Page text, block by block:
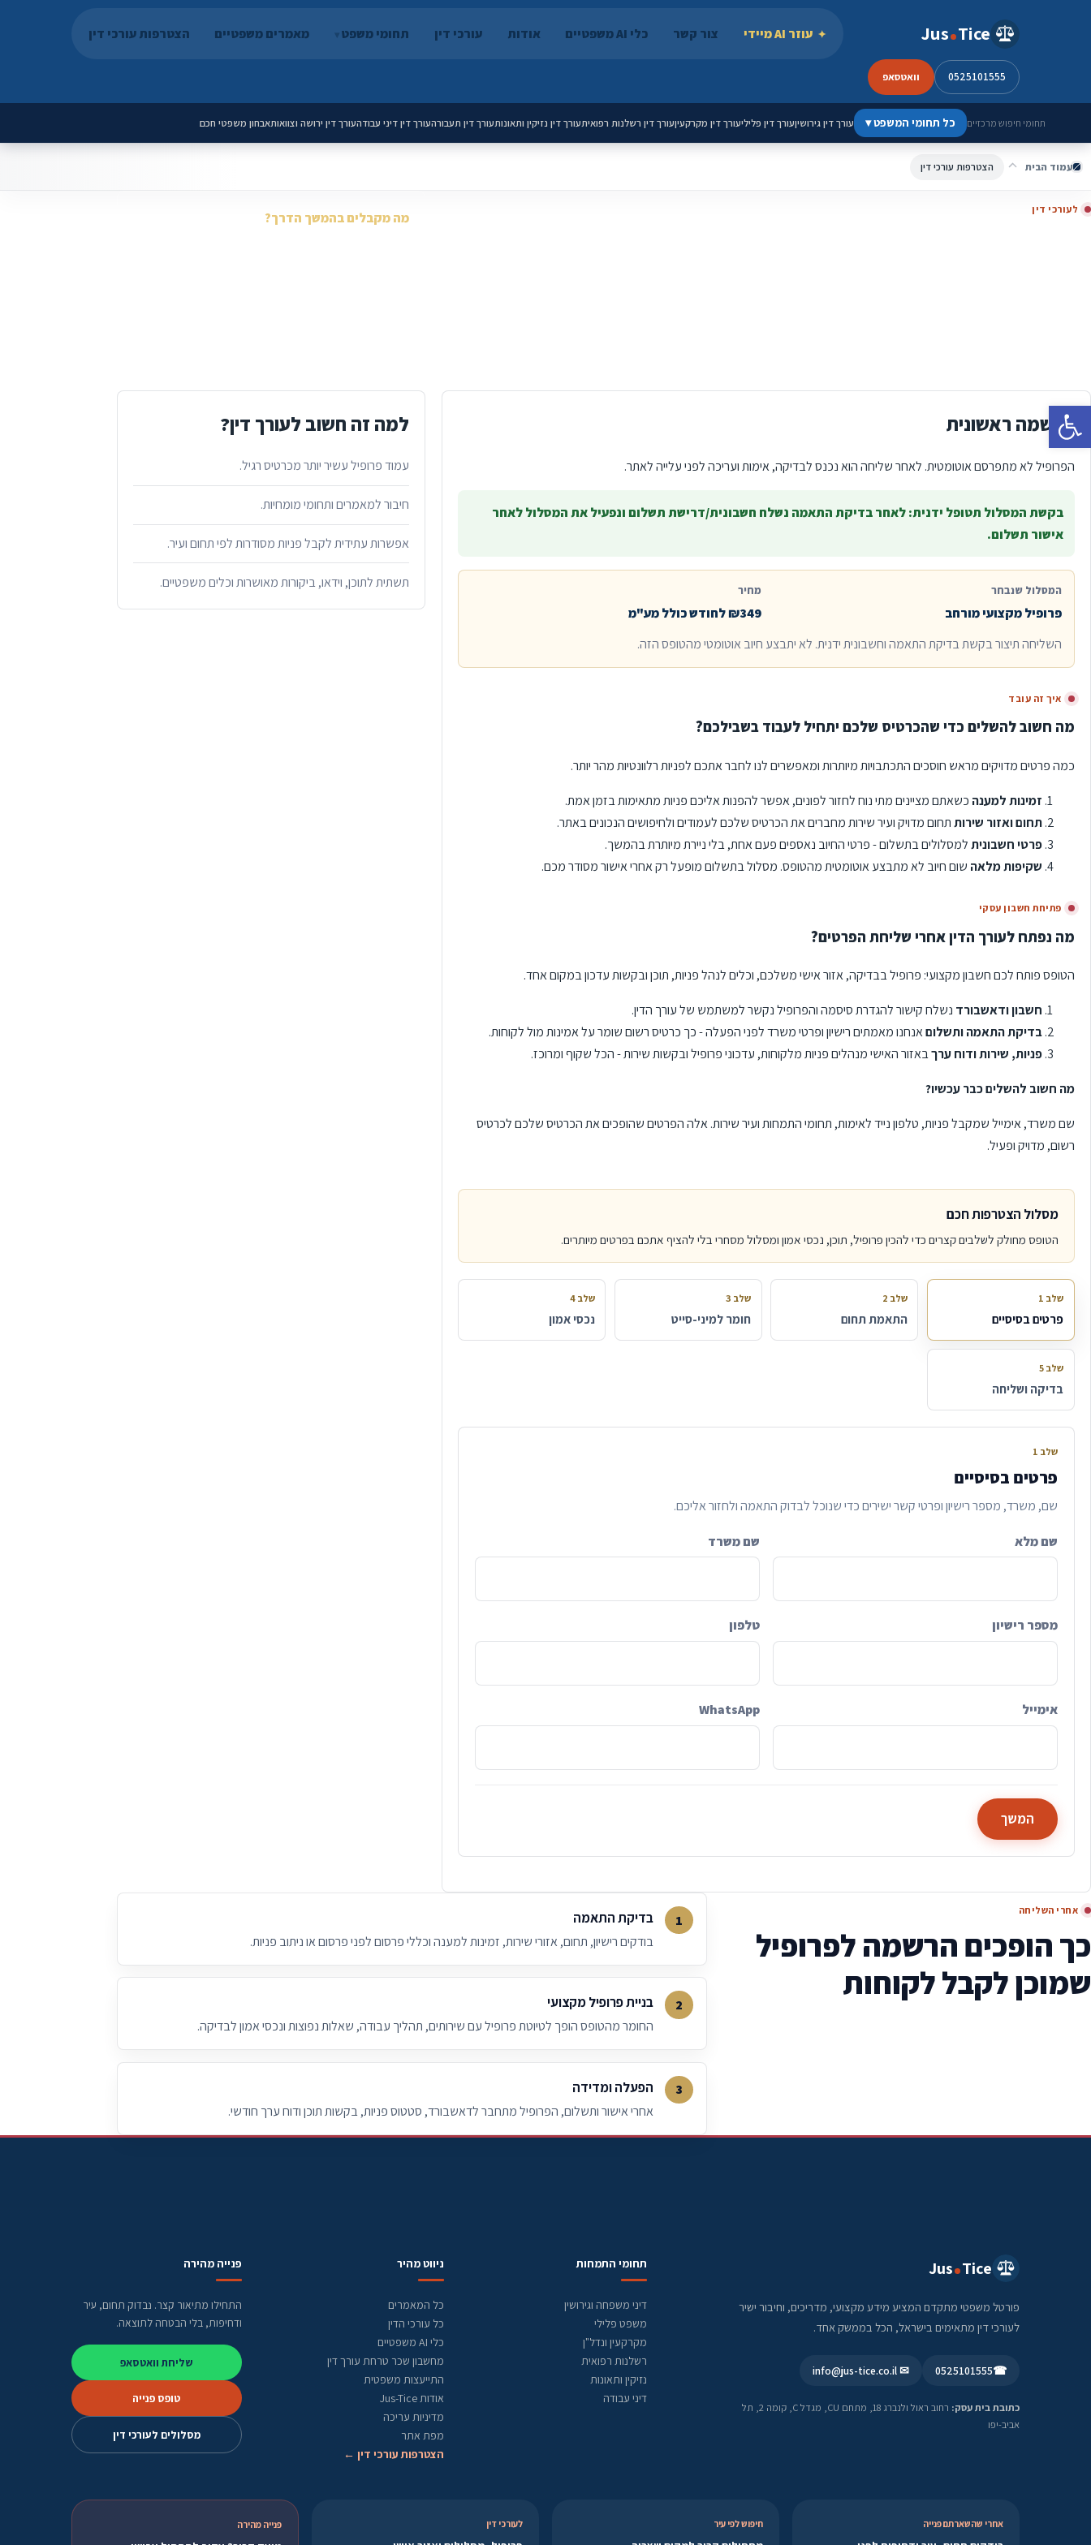
פתח סרגל נגישות
Jus Tice עוזר AI מיידי צור קשר כלי AI משפטיים אודות עורכי דין תחומי משפט מאמרים משפטיים הצטרפות עורכי דין
0525101555 וואטסאפ
תחומי חיפוש מרכזיים כל תחומי המשפט▾ עורך דין גירושיןעורך דין פליליעורך דין מקרקעיןעורך דין רשלנות רפואיתעורך דין נזיקין ותאונותעורך דין תעבורהעורך דין דיני עבודהעורך דין ירושה וצוואותאבחון משפטי חכם
עמוד הבית הצטרפות עורכי דין
לעורכי דין
מה מקבלים בהמשך הדרך?
הרשמה ראשונית
הפרופיל לא מתפרסם אוטומטית. לאחר שליחה הוא נכנס לבדיקה, אימות ועריכה לפני עלייה לאתר.
בקשת המסלול תטופל ידנית: לאחר בדיקת התאמה נשלח חשבונית/דרישת תשלום ונפעיל את המסלול לאחר
אישור תשלום.
המסלול שנבחר
פרופיל מקצועי מורחב
מחיר
₪349 לחודש כולל מע"מ
השליחה תיצור בקשת בדיקת התאמה וחשבונית ידנית. לא יתבצע חיוב אוטומטי מהטופס הזה.
איך זה עובד
מה חשוב להשלים כדי שהכרטיס שלכם יתחיל לעבוד בשבילכם?
כמה פרטים מדויקים מראש חוסכים התכתבויות מיותרות ומאפשרים לנו לחבר אתכם לפניות רלוונטיות מהר יותר.
זמינות למענה כשאתם מציינים מתי נוח לחזור לפונים, אפשר להפנות אליכם פניות מתאימות בזמן אמת.
תחום ואזור שירותתחום מדויק ועיר שירות מחברים את הכרטיס שלכם לעמודים ולחיפושים הנכונים באתר.
פרטי חשבוניתלמסלולים בתשלום - פרטי החיוב נאספים פעם אחת, בלי ניירת מיותרת בהמשך.
שקיפות מלאה שום חיוב לא מתבצע אוטומטית מהטופס. מסלול בתשלום מופעל רק אחרי אישור מסודר מכם.
פתיחת חשבון עסקי
מה נפתח לעורך הדין אחרי שליחת הפרטים?
הטופס פותח לכם חשבון מקצועי: פרופיל בבדיקה, אזור אישי משלכם, וכלים לנהל פניות, תוכן ובקשות עדכון במקום אחד.
חשבון ודאשבורד נשלח קישור להגדרת סיסמה והפרופיל נקשר למשתמש של עורך הדין.
בדיקת התאמה ותשלוםאנחנו מאמתים רישיון ופרטי משרד לפני הפעלה - כך כרטיס רשום שומר על אמינות מול לקוחות.
פניות, שירות ודוח ערךבאזור האישי מנהלים פניות מלקוחות, עדכוני פרופיל ובקשות שירות - הכל שקוף ומרוכז.
מה חשוב להשלים כבר עכשיו?
שם משרד, אימייל שמקבל פניות, טלפון נייד לאימות, תחומי התמחות ועיר שירות. אלה הפרטים שהופכים את הכרטיס שלכם לכרטיס
רשום, מדויק ופעיל.
מסלול הצטרפות חכם
הטופס מחולק לשלבים קצרים כדי להכין פרופיל, תוכן, נכסי אמון ומסלול מסחרי בלי להציף אתכם בפרטים מיותרים.
שלב 1
פרטים בסיסיים
שלב 2
התאמת תחום
שלב 3
חומר למיני-סייט
שלב 4
נכסי אמון
שלב 5
בדיקה ושליחה
שלב 1
פרטים בסיסיים
שם, משרד, מספר רישיון ופרטי קשר ישירים כדי שנוכל לבדוק התאמה ולחזור אליכם.
שם מלא שם משרד
מספר רישיון טלפון
אימייל WhatsApp
המשך
למה זה חשוב לעורך דין?
עמוד פרופיל עשיר יותר מכרטיס רגיל.
חיבור למאמרים ותחומי מומחיות.
אפשרות עתידית לקבל פניות מסודרות לפי תחום ועיר.
תשתית לתוכן, וידאו, ביקורות מאושרות וכלים משפטיים.
אחרי השליחה
כך הופכים הרשמה לפרופיל
שמוכן לקבל לקוחות
בדיקת התאמה
בודקים רישיון, תחום, אזורי שירות, זמינות למענה וכללי פרסום לפני פרסום או ניתוב פניות.
בניית פרופיל מקצועי
החומר מהטופס הופך לטיוטת פרופיל עם שירותים, תהליך עבודה, שאלות נפוצות ונכסי אמון לבדיקה.
הפעלה ומדידה
אחרי אישור ותשלום, הפרופיל מתחבר לדאשבורד, סטטוס פניות, בקשות תוכן ודוח ערך חודשי.
Jus Tice
פורטל משפטי מתקדם המציע מידע מקצועי, מדריכים, וחיבור ישיר
לעורכי דין מתאימים בישראל, הכל בממשק אחד.
☎
0525101555
✉ info@jus-tice.co.il
כתובת בית עסק:
רחוב ראול ולנברג 18, מתחם CU, מגדל C, קומה 2, תל
אביב-יפו
תחומי התמחות
דיני משפחה וגירושין
משפט פלילי
מקרקעין ונדל"ן
רשלנות רפואית
נזיקין ותאונות
דיני עבודה
ניווט מהיר
כל המאמרים
כל עורכי הדין
כלי AI משפטיים
מחשבון שכר טרחת עורך דין
התייעצות משפטית
אודות Jus-Tice
מדיניות עריכה
מפת אתר
הצטרפות עורכי דין ←
פנייה מהירה
התחילו מתיאור קצר. נבדוק תחום, עיר
ודחיפות, בלי הבטחה לתוצאה.
שליחת וואטסאפ
טופס פנייה
מסלולים לעורכי דין
אחרי שהשארתם פנייה חיפוש לפי עיר לעורכי דין פנייה מהירה